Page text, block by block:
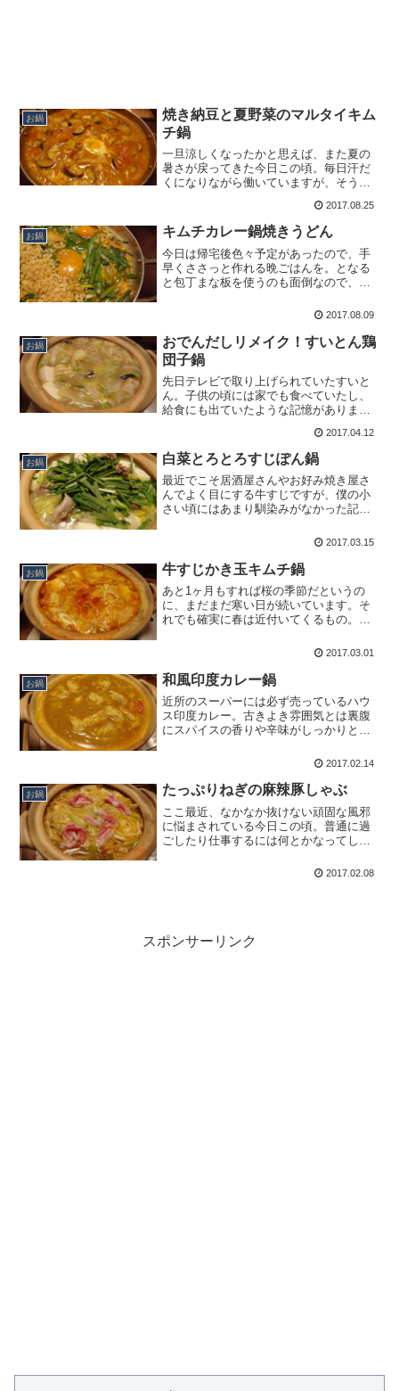
お鍋
焼き納豆と夏野菜のマルタイキム
チ鍋
一旦涼しくなったかと思えば、また夏の
暑さが戻ってきた今日この頃。毎日汗だ
くになりながら働いていますが、そうい
ようにしています。昨日は無性にキムチ
鍋が食べたくなり、さらにひとりご飯だ
ったため、いつもは禁じ手...
2017.08.25
お鍋 キムチカレー鍋焼きうどん
今日は帰宅後色々予定があったので、手
早くささっと作れる晩ごはんを。となる
と包丁まな板を使うのも面倒なので、切
てやることに。ちょうど冷蔵庫に賞味期
くのも面倒だったのでうど...
2017.08.09
お鍋
おでんだしリメイク！すいとん鶏
団子鍋
先日テレビで取り上げられていたすいと
ん。子供の頃には家でも食べていたし、
給食にも出ていたような記憶がありま
なぁ、なんて思って見ていましたが、案
の定すいとんをよく食べるという北関東
がバカにされる流れに。東京...
2017.04.12
お鍋 白菜とろとろすじぽん鍋
最近でこそ居酒屋さんやお好み焼き屋さ
んでよく目にする牛すじですが、僕の小
さい頃にはあまり馴染みがなかった記憶
でした。もともと馴染みのない食材だっ
目にしたときにはかなり驚...
2017.03.15
お鍋 牛すじかき玉キムチ鍋
あと1ヶ月もすれば桜の季節だというの
に、まだまだ寒い日が続いています。そ
れでも確実に春は近付いてくるもの。あ
わってしまいます。そこでこの日も簡単
キムチ鍋にしましたが、い...
2017.03.01
お鍋 和風印度カレー鍋
近所のスーパーには必ず売っているハウ
ス印度カレー。古きよき雰囲気とは裏腹
にスパイスの香りや辛味がしっかりと感
ーに。油っこくないのも好みで、カレー
も活用しています。今回は...
2017.02.14
お鍋 たっぷりねぎの麻辣豚しゃぶ
ここ最近、なかなか抜けない頑固な風邪
に悩まされている今日この頃。普通に過
ごしたり仕事するには何とかなってしま
これまで、風邪をひいても一気に悪くな
2017.02.08
スポンサーリンク